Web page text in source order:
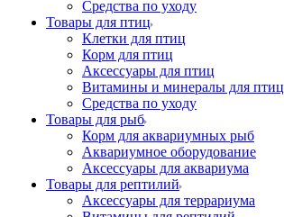
Средства по уходу
Товары для птиц
Клетки для птиц
Корм для птиц
Аксессуары для птиц
Витамины и минералы для птиц
Средства по уходу
Товары для рыб
Корм для аквариумных рыб
Аквариумное оборудование
Аксессуары для аквариума
Товары для рептилий
Аксессуары для террариума